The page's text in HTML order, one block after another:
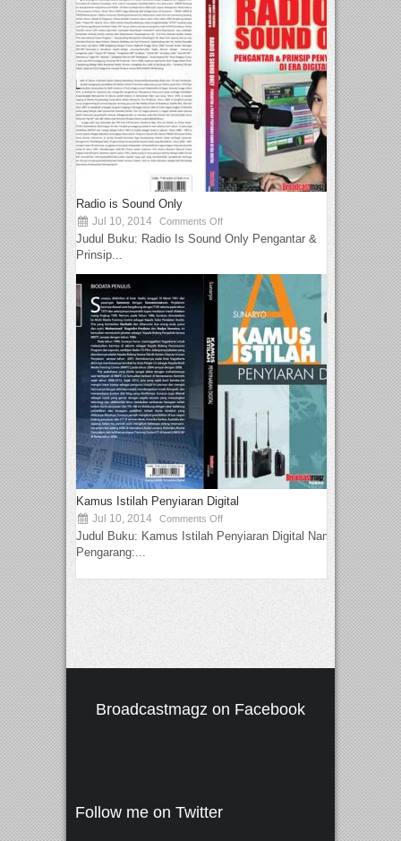
Radio is Sound Only
Jul 10, 2014 Comments Off
Judul Buku: Radio Is Sound Only Pengantar &
Prinsip...
Kamus Istilah Penyiaran Digital
Jul 10, 2014 Comments Off
Judul Buku: Kamus Istilah Penyiaran Digital Nama
Pengarang:...
Broadcastmagz on Facebook
Follow me on Twitter